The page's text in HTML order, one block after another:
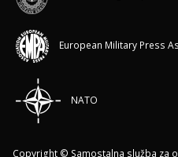
European Military Press
NATO
Copyright © Samostalna služba za